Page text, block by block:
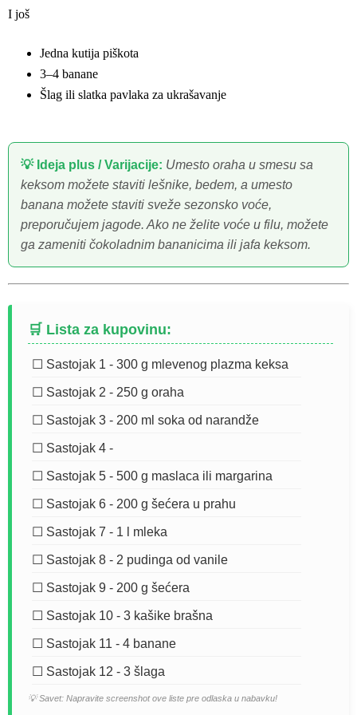
I još
Jedna kutija piškota
3–4 banane
Šlag ili slatka pavlaka za ukrašavanje
💡 Ideja plus / Varijacije: Umesto oraha u smesu sa
keksom možete staviti lešnike, bedem, a umesto
banana možete staviti sveže sezonsko voće,
preporučujem jagode. Ako ne želite voće u filu, možete
ga zameniti čokoladnim bananicima ili jafa keksom.
🛒 Lista za kupovinu:
☐ Sastojak 1 - 300 g mlevenog plazma keksa
☐ Sastojak 2 - 250 g oraha
☐ Sastojak 3 - 200 ml soka od narandže
☐ Sastojak 4 -
☐ Sastojak 5 - 500 g maslaca ili margarina
☐ Sastojak 6 - 200 g šećera u prahu
☐ Sastojak 7 - 1 l mleka
☐ Sastojak 8 - 2 pudinga od vanile
☐ Sastojak 9 - 200 g šećera
☐ Sastojak 10 - 3 kašike brašna
☐ Sastojak 11 - 4 banane
☐ Sastojak 12 - 3 šlaga
💡 Savet: Napravite screenshot ove liste pre odlaska u nabavku!